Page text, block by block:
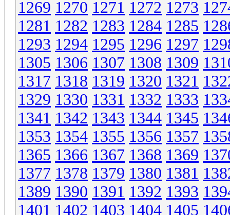
1269 1270 1271 1272 1273
1281 1282 1283 1284 1285
1293 1294 1295 1296 1297
1305 1306 1307 1308 1309
1317 1318 1319 1320 1321
1329 1330 1331 1332 1333
1341 1342 1343 1344 1345
1353 1354 1355 1356 1357
1365 1366 1367 1368 1369
1377 1378 1379 1380 1381
1389 1390 1391 1392 1393
1401 1402 1403 1404 1405